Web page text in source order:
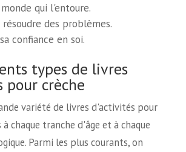
qui l'entoure.
des problèmes.
confiance en soi.
types de livres
pour crèche
variété de livres d'activités pour
chaque tranche d'âge et à chaque
Parmi les plus courants, on